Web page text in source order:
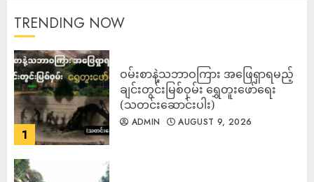
TRENDING NOW
1
ဝမ်းစာနဲ့သဘာဝကြား အဖြေရှာရမည့်
ချင်းတွင်းမြစ်ဝှမ်း ရွှေတူးဖော်ရေး
(သတင်းဆောင်းပါး)
ADMIN AUGUST 9, 2026